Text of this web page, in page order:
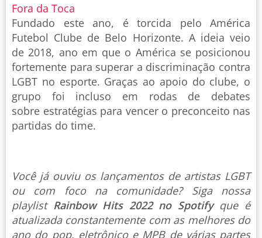
Fora da Toca
Fundado este ano, é torcida pelo América
Futebol Clube de Belo Horizonte. A ideia veio
de 2018, ano em que o América se posicionou
fortemente para superar a discriminação contra
LGBT no esporte. Graças ao apoio do clube, o
grupo foi incluso em rodas de debates
sobre estratégias para vencer o preconceito nas
partidas do time.
Você já ouviu os lançamentos de artistas LGBT
ou com foco na comunidade? Siga nossa
playlist Rainbow Hits 2022 no Spotify que é
atualizada constantemente com as melhores do
ano do pop, eletrônico e MPB de várias partes